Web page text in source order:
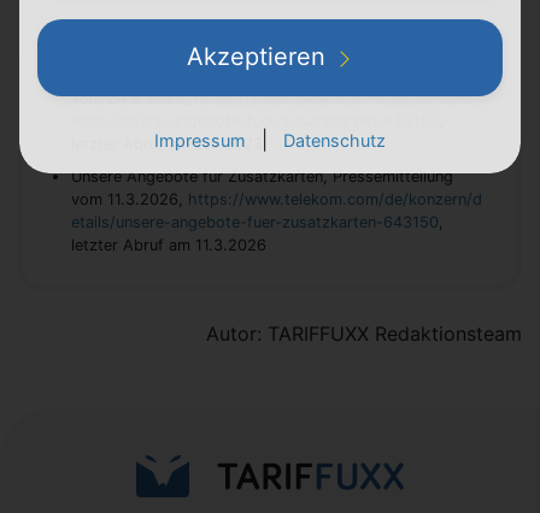
Unsere Angebote für Zusatzkarten, Presseinformation
vom 24.8.2022,https://www.telekom.com/de/konzern/d
letzter Abruf am 2.5.2023
Unsere Angebote für Zusatzkarten, Pressemitteilung
vom 11.3.2026, https://www.telekom.com/de/konzern/d
etails/unsere-angebote-fuer-zusatzkarten-643150,
letzter Abruf am 11.3.2026
Autor: TARIFFUXX Redaktionsteam
Akzeptieren
Impressum Datenschutz